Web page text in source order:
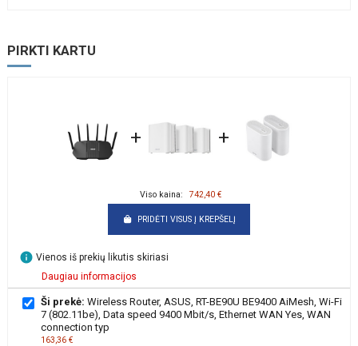
PIRKTI KARTU
+ +
Viso kaina: 742,40 €
PRIDĖTI VISUS Į KREPŠELĮ
info Vienos iš prekių likutis skiriasi
Daugiau informacijos
Ši prekė: Wireless Router, ASUS, RT-BE90U BE9400 AiMesh, Wi-Fi
7 (802.11be), Data speed 9400 Mbit/s, Ethernet WAN Yes, WAN
connection typ
163,36 €